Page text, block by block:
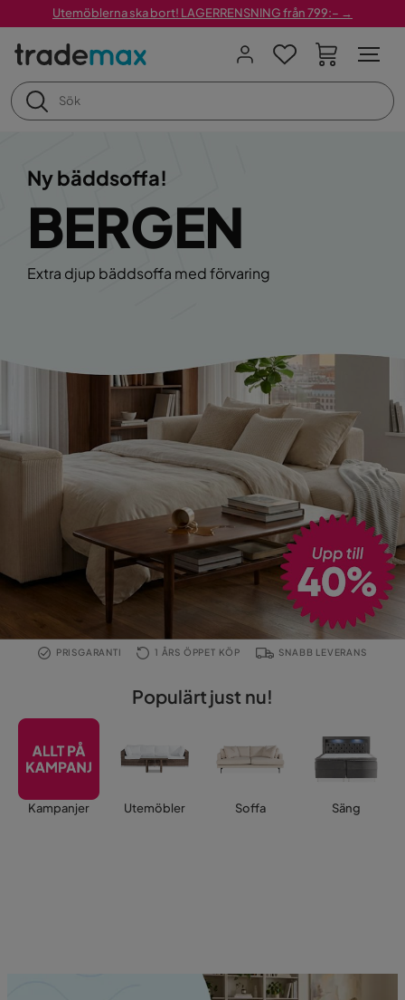
Utemöblerna ska bort! LAGERRENSNING från 799:– →
Ny bäddsoffa!
BERGEN
Extra djup bäddsoffa med förvaring
PRISGARANTI 1 ÅRS ÖPPET KÖP SNABB LEVERANS
Populärt just nu!
Kampanjer Utemöbler Soffa Säng